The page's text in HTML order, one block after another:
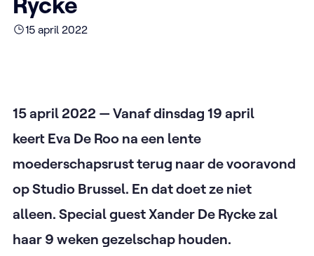
15 april 2022
15 april 2022 — Vanaf dinsdag 19 april
keert Eva De Roo na een lente
moederschapsrust terug naar de vooravond
op Studio Brussel. En dat doet ze niet
alleen. Special guest Xander De Rycke zal
haar 9 weken gezelschap houden.